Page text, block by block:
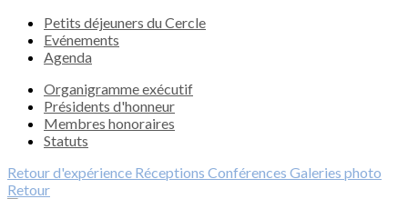
Petits déjeuners du Cercle
Evénements
Agenda
Organigramme exécutif
Présidents d'honneur
Membres honoraires
Statuts
Retour d'expérience Réceptions Conférences Galeries photo
Retour